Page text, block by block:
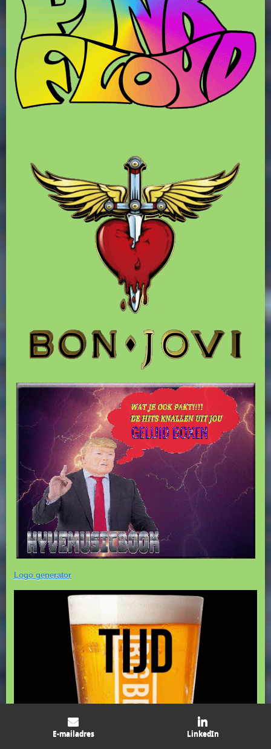
Logo generator
E-mailadres LinkedIn